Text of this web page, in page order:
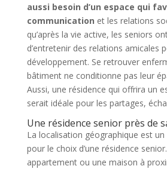
aussi besoin d’un espace qui
communication et les relations
qu’après la vie active, les seniors
d’entretenir des relations amicales
développement. Se retrouver
bâtiment ne conditionne pas leur
Aussi, une résidence qui offrira un
serait idéale pour les partages,
Une résidence senior près de
La localisation géographique est
pour le choix d’une résidence
appartement ou une maison à